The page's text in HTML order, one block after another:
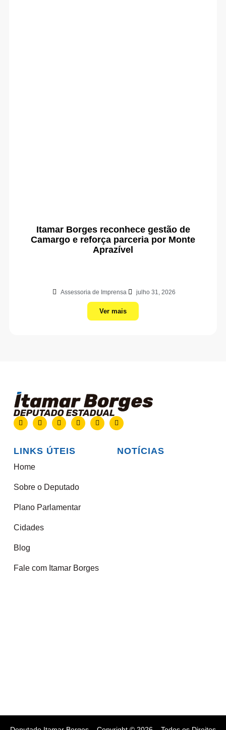
Itamar Borges reconhece gestão de
Camargo e reforça parceria por Monte
Aprazível
Assessoria de Imprensa julho 31, 2026
Ver mais
LINKS ÚTEIS
Home
Sobre o Deputado
Plano Parlamentar
Cidades
Blog
Fale com Itamar Borges
NOTÍCIAS